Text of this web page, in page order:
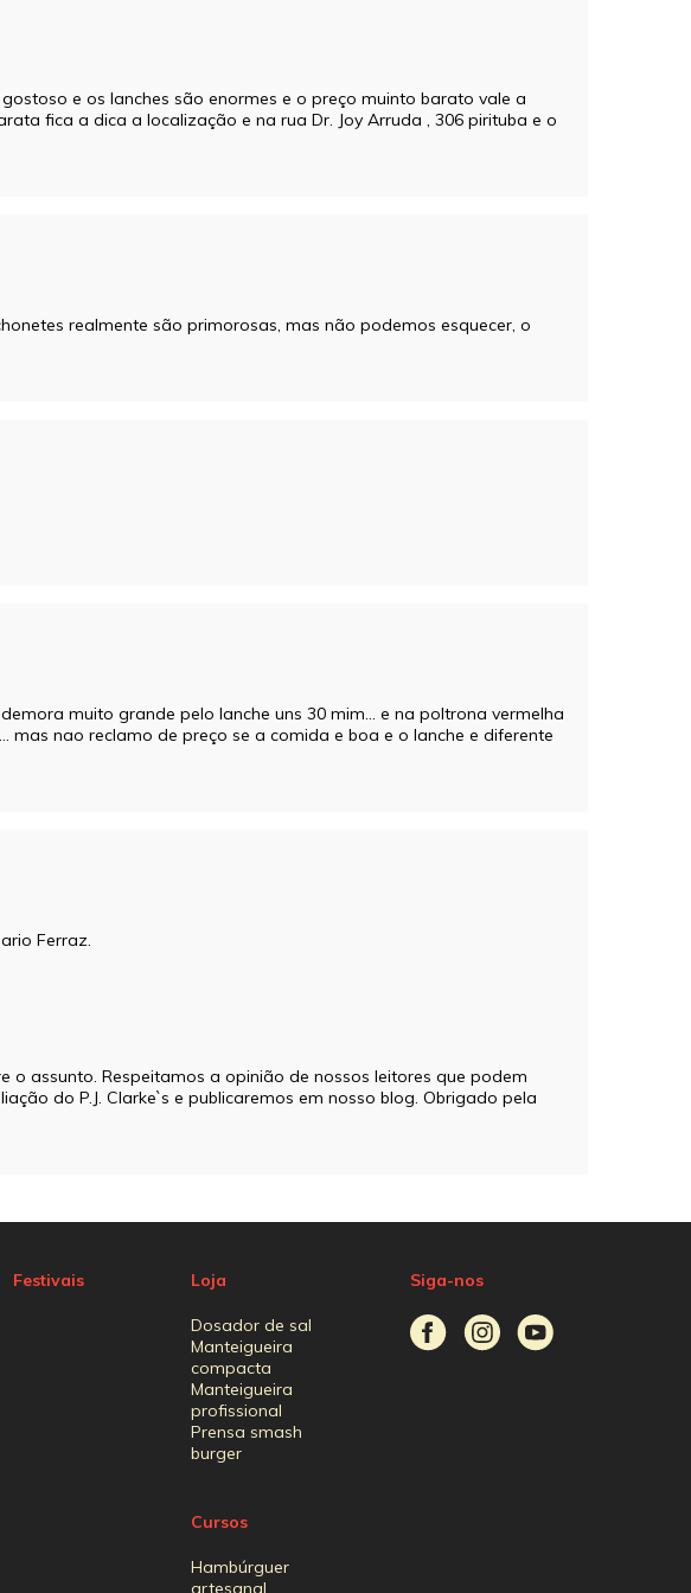
e os lanches são enormes e o preço muinto barato vale a
fica a dica a localização e na rua Dr. Joy Arruda , 306 pirituba e o
realmente são primorosas, mas não podemos esquecer, o
muito grande pelo lanche uns 30 mim… e na poltrona vermelha
nao reclamo de preço se a comida e boa e o lanche e diferente
Ferraz.
assunto. Respeitamos a opinião de nossos leitores que podem
do P.J. Clarke`s e publicaremos em nosso blog. Obrigado pela
Festivais Loja
Dosador de sal
Manteigueira
compacta
Manteigueira
profissional
Prensa smash
burger
Cursos
Hambúrguer
artesanal
Siga-nos